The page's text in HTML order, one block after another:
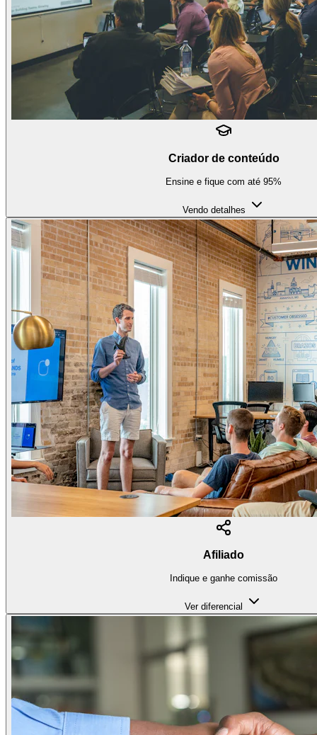
Criador de conteúdo
Ensine e fique com até 95%
Vendo detalhes
Afiliado
Indique e ganhe comissão
Ver diferencial